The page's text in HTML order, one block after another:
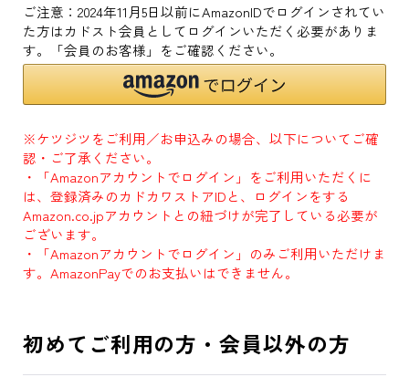
ご注意：2024年11月5日以前にAmazonIDでログインされてい
た方はカドスト会員としてログインいただく必要がありま
す。「会員のお客様」をご確認ください。
※ケツジツをご利用／お申込みの場合、以下についてご確
認・ご了承ください。
・「Amazonアカウントでログイン」をご利用いただくに
は、登録済みのカドカワストアIDと、ログインをする
Amazon.co.jpアカウントとの紐づけが完了している必要が
ございます。
・「Amazonアカウントでログイン」のみご利用いただけま
す。AmazonPayでのお支払いはできません。
初めてご利用の方・会員以外の方